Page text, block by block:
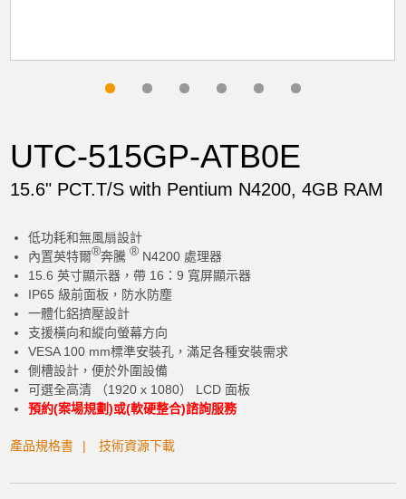
UTC-515GP-ATB0E
15.6" PCT.T/S with Pentium N4200, 4GB RAM
低功耗和無風扇設計
內置英特爾®奔騰® N4200 處理器
15.6 英寸顯示器，帶 16：9 寬屏顯示器
IP65 級前面板，防水防塵
一體化鋁擠壓設計
支援橫向和縱向螢幕方向
VESA 100 mm標準安裝孔，滿足各種安裝需求
側槽設計，便於外圍設備
可選全高清 （1920 x 1080） LCD 面板
預約(案場規劃)或(軟硬整合)諮詢服務
產品規格書 技術資源下載